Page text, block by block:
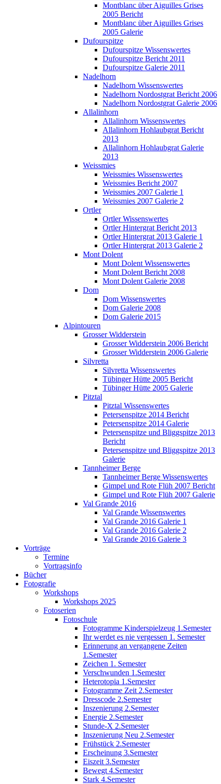
Montblanc über Aiguilles Grises
2005 Bericht
Montblanc über Aiguilles Grises
2005 Galerie
Dufourspitze
Dufourspitze Wissenswertes
Dufourspitze Bericht 2011
Dufourspitze Galerie 2011
Nadelhorn
Nadelhorn Wissenswertes
Nadelhorn Nordostgrat Bericht 2006
Nadelhorn Nordostgrat Galerie 2006
Allalinhorn
Allalinhorn Wissenswertes
Allalinhorn Hohlaubgrat Bericht
2013
Allalinhorn Hohlaubgrat Galerie
2013
Weissmies
Weissmies Wissenswertes
Weissmies Bericht 2007
Weissmies 2007 Galerie 1
Weissmies 2007 Galerie 2
Ortler
Ortler Wissenswertes
Ortler Hintergrat Bericht 2013
Ortler Hintergrat 2013 Galerie 1
Ortler Hintergrat 2013 Galerie 2
Mont Dolent
Mont Dolent Wissenswertes
Mont Dolent Bericht 2008
Mont Dolent Galerie 2008
Dom
Dom Wissenswertes
Dom Galerie 2008
Dom Galerie 2015
Alpintouren
Grosser Widderstein
Grosser Widderstein 2006 Bericht
Grosser Widderstein 2006 Galerie
Silvretta
Silvretta Wissenswertes
Tübinger Hütte 2005 Bericht
Tübinger Hütte 2005 Galerie
Pitztal
Pitztal Wissenswertes
Petersenspitze 2014 Bericht
Petersenspitze 2014 Galerie
Petersenspitze und Bliggspitze 2013
Bericht
Petersenspitze und Bliggspitze 2013
Galerie
Tannheimer Berge
Tannheimer Berge Wissenswertes
Gimpel und Rote Flüh 2007 Bericht
Gimpel und Rote Flüh 2007 Galerie
Val Grande 2016
Val Grande Wissenswertes
Val Grande 2016 Galerie 1
Val Grande 2016 Galerie 2
Val Grande 2016 Galerie 3
Vorträge
Termine
Vortragsinfo
Bücher
Fotografie
Workshops
Workshops 2025
Fotoserien
Fotoschule
Fotogramme Kinderspielzeug 1.Semester
Ihr werdet es nie vergessen 1. Semester
Erinnerung an vergangene Zeiten
1.Semester
Zeichen 1. Semester
Verschwunden 1.Semester
Heterotopia 1.Semester
Fotogramme Zeit 2.Semester
Dresscode 2.Semester
Inszenierung 2.Semester
Energie 2.Semester
Stunde-X 2.Semester
Inszenierung Neu 2.Semester
Frühstück 2.Semester
Erscheinung 3.Semester
Eiszeit 3.Semester
Bewegt 4.Semester
Stark 4.Semester